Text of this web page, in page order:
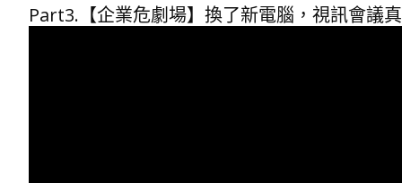
Part3.【企業危劇場】換了新電腦，視訊會議